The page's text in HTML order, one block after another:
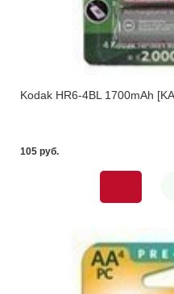
Kodak HR6-4BL 1700mAh
105 pуб.